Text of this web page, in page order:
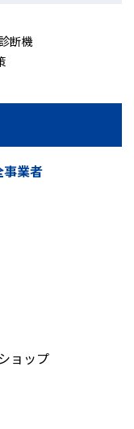
断機
事業者
ョップ